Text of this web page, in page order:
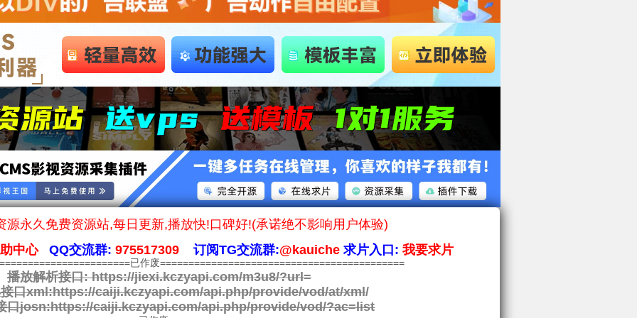
源永久免费资源站,每日更新,播放快!口碑好!(承诺绝不影响用户体验)
中心
QQ交流群: 975517309 订阅TG交流群:@kauiche 求片入口:我要求片
已作废===========================================
播放解析接口:https://jiexi.kczyapi.com/m3u8/?url=
口xml:https://caiji.kczyapi.com/api.php/provide/vod/at/xml/
口josn:https://caiji.kczyapi.com/api.php/provide/vod/?ac=list